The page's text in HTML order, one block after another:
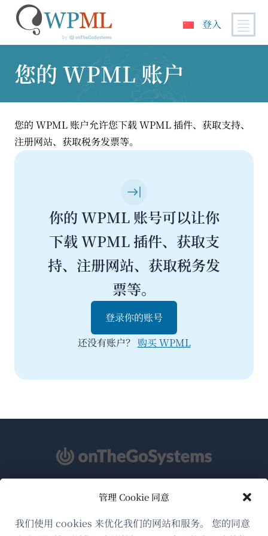
管理 Cookie 同意
我们使用 cookies 来优化我们的网站和服务。 您的同意
登入
您的 WPML 账户
您的 WPML 账户允许您下载 WPML 插件、获取支持、
注册网站、获取税务发票等。
你的 WPML 账号可以让你
下载 WPML 插件、获取支
持、注册网站、获取税务发
票等。
登录你的账号
还没有账户？ 购买 WPML
关于WPML
GDPR与隐私政策